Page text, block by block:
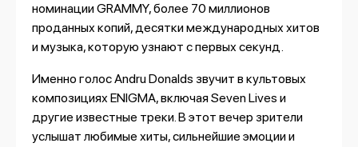
номинации GRAMMY, более 70 миллионов
проданных копий, десятки международных хитов
и музыка, которую узнают с первых секунд.
Именно голос Andru Donalds звучит в культовых
композициях ENIGMA, включая Seven Lives и
другие известные треки. В этот вечер зрители
услышат любимые хиты, сильнейшие эмоции и